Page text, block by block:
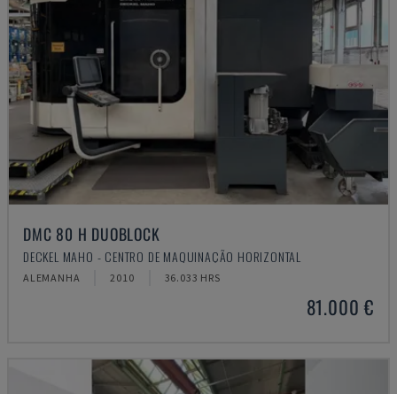
DMC 80 H DUOBLOCK
DECKEL MAHO - CENTRO DE MAQUINAÇÃO HORIZONTAL
ALEMANHA 2010 36.033 HRS
81.000 €